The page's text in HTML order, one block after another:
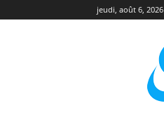
jeudi, août 6, 2026